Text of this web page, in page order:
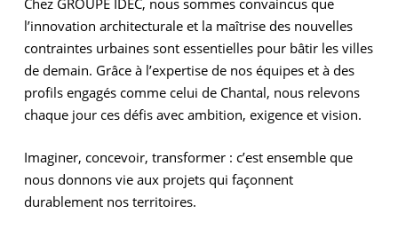
Chez GROUPE IDEC, nous sommes convaincus que
l’innovation architecturale et la maîtrise des nouvelles
contraintes urbaines sont essentielles pour bâtir les villes
de demain. Grâce à l’expertise de nos équipes et à des
profils engagés comme celui de Chantal, nous relevons
chaque jour ces défis avec ambition, exigence et vision.
Imaginer, concevoir, transformer : c’est ensemble que
nous donnons vie aux projets qui façonnent
durablement nos territoires.